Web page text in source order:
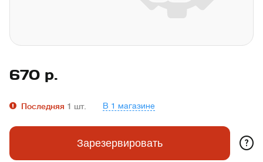
670 р.
Последняя 1 шт. В 1 магазине
Зарезервировать ?